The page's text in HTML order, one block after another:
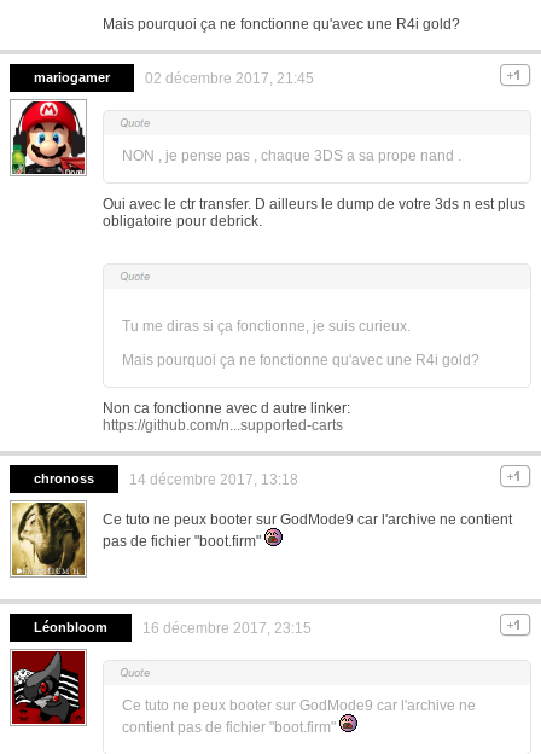
Mais pourquoi ça ne fonctionne qu'avec une R4i gold?
mariogamer 02 décembre 2017, 21:45
NON , je pense pas , chaque 3DS a sa prope nand .
Oui avec le ctr transfer. D ailleurs le dump de votre 3ds n est plus
obligatoire pour debrick.
Tu me diras si ça fonctionne, je suis curieux.
Mais pourquoi ça ne fonctionne qu'avec une R4i gold?
Non ca fonctionne avec d autre linker:
https://github.com/n...supported-carts
chronoss 14 décembre 2017, 13:18
Ce tuto ne peux booter sur GodMode9 car l'archive ne contient
pas de fichier "boot.firm"
Léonbloom 16 décembre 2017, 23:15
Ce tuto ne peux booter sur GodMode9 car l'archive ne
contient pas de fichier "boot.firm"